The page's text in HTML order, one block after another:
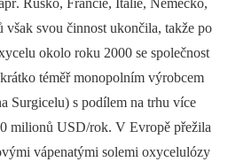
svou činnost ukončila, takže po
okolo roku 2000 se společnost
téměř monopolním výrobcem
Surgicelu) s podílem na trhu více
milionů USD/rok. V Evropě přežila
vápenatými solemi oxycelulózy